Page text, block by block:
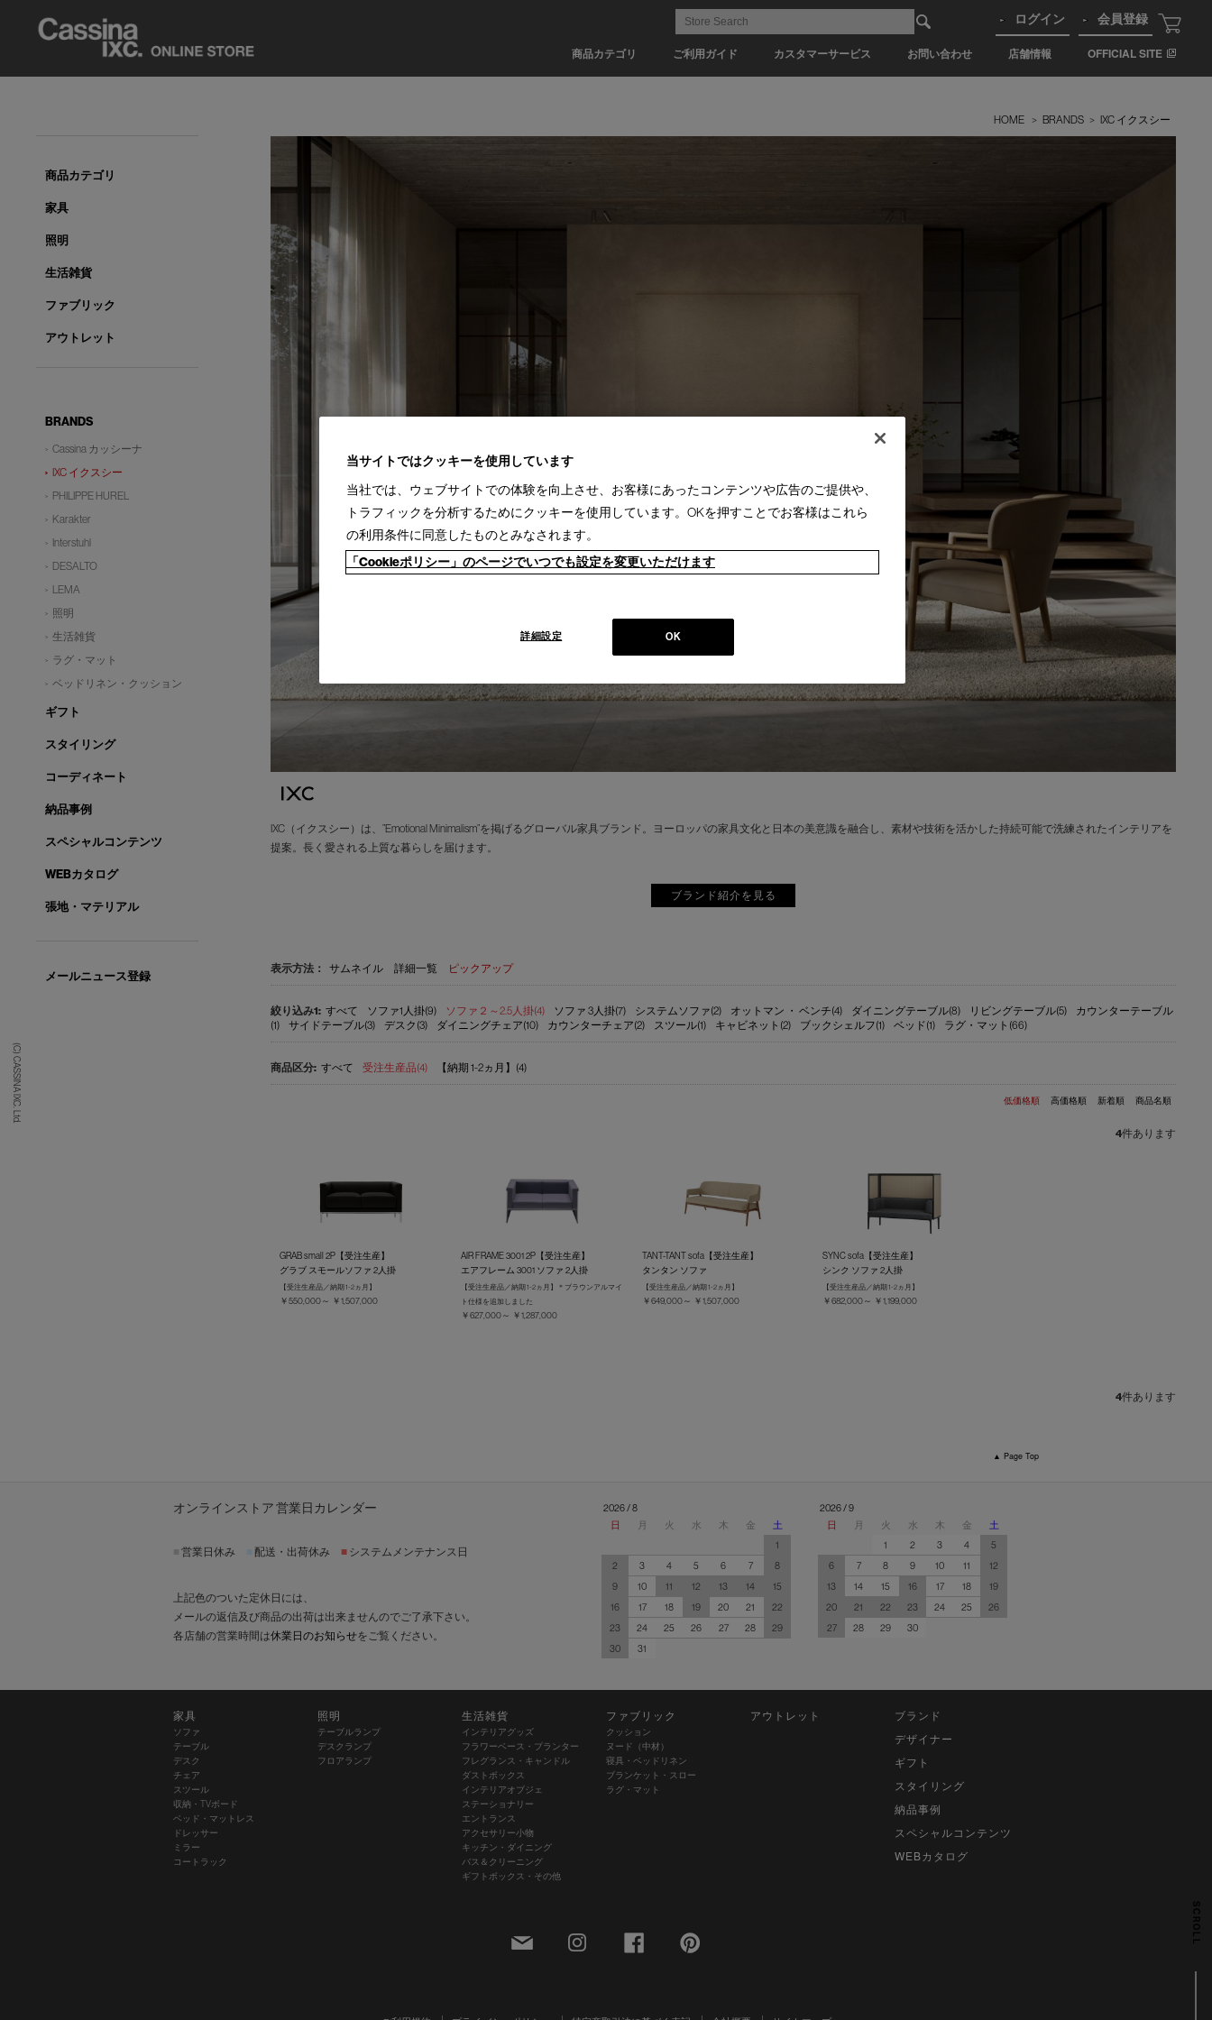
商品カテゴリ ご利用ガイド カスタマーサービス お問い合わせ 店舗情報 OFFICIAL SITE
ログイン 会員登録
(C) CASSINA IXC. Ltd.
SCROLL
HOME > BRANDS > IXC イクスシー
IXC（イクスシー）は、”Emotional Minimalism”を掲げるグローバル家具ブランド。ヨーロッパの家具文化と日本の美意識を融合し、素材や技術を活かした持続可能で洗練されたインテリアを
提案。長く愛される上質な暮らしを届けます。
ブランド紹介を見る
表示方法： サムネイル 詳細一覧 ピックアップ
すべて ソファ1人掛(9) ソファ２～2.5人掛(4) ソファ 3人掛(7) システムソファ(2) オットマン ・ ベンチ(4) ダイニングテーブル(8) リビングテーブル(5)
カウンターテーブル
(1)
サイドテーブル(3) デスク(3) ダイニングチェア(10) カウンターチェア(2) スツール(1) キャビネット(2) ブックシェルフ(1) ベッド(1) ラグ・マット(66)
すべて 受注生産品(4) 【納期 1-2ヵ月】(4)
低価格順 高価格順 新着順 商品名順
4件あります
GRAB small 2P【受注生産】
グラブ スモールソファ 2人掛
【受注生産品／納期 1-2ヵ月】
￥550,000～ ￥1,507,000
AIR FRAME 3001 2P【受注生産】
エアフレーム 3001 ソファ 2人掛
【受注生産品／納期 1-2ヵ月】＊ブラウンアルマイ
ト仕様を追加しました
￥627,000～ ￥1,287,000
TANT-TANT sofa【受注生産】
タンタン ソファ
【受注生産品／納期 1-2ヵ月】
￥649,000～ ￥1,507,000
SYNC sofa【受注生産】
シンク ソファ 2人掛
【受注生産品／納期 1-2ヵ月】
￥682,000～ ￥1,199,000
4件あります
商品カテゴリ
家具
照明
生活雑貨
ファブリック
アウトレット
BRANDS
Cassina カッシーナ
IXC イクスシー
PHILIPPE HUREL
Karakter
Interstuhl
DESALTO
LEMA
照明
生活雑貨
ラグ・マット
ベッドリネン・クッション
ギフト
スタイリング
コーディネート
納品事例
スペシャルコンテンツ
WEBカタログ
張地・マテリアル
メールニュース登録
▲ Page Top
オンラインストア 営業日カレンダー
営業日休み 配送・出荷休み ■ システムメンテナンス日
上記色のついた定休日には、
メールの返信及び商品の出荷は出来ませんのでご了承下さい。
各店舗の営業時間は休業日のお知らせをご覧ください。
2026 / 8
日
月 火 水 木 金
土
1
2
3 4 5 6 7
8
9
10 11 12 13 14
15
16
17 18 19 20 21
22
23
24 25 26 27 28
29
30
31
2026 / 9
日
月 火 水 木 金
土
1
2 3 4
5
6
7 8 9 10 11
12
13
14 15 16 17 18
19
20
21 22 23 24 25
26
27
28 29 30
家具
ソファ
テーブル
デスク
チェア
スツール
収納・TVボード
ベッド・マットレス
ドレッサー
ミラー
コートラック
照明
テーブルランプ
デスクランプ
フロアランプ
生活雑貨
インテリアグッズ
フラワーベース・プランター
フレグランス・キャンドル
ダストボックス
インテリアオブジェ
ステーショナリー
エントランス
アクセサリー小物
キッチン・ダイニング
バス＆クリーニング
ギフトボックス・その他
ファブリック
クッション
ヌード（中材）
寝具・ベッドリネン
ブランケット・スロー
ラグ・マット
アウトレット
ブランド
デザイナー
ギフト
スタイリング
納品事例
スペシャルコンテンツ
WEBカタログ
当サイトではクッキーを使用しています
当社では、ウェブサイトでの体験を向上させ、お客様にあったコンテンツや広告のご提供や、
トラフィックを分析するためにクッキーを使用しています。OKを押すことでお客様はこれら
の利用条件に同意したものとみなされます。
「Cookieポリシー」のページでいつでも設定を変更いただけます
OK
詳細設定